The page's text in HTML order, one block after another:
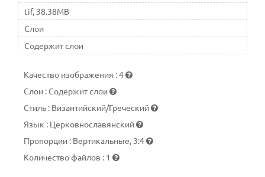
tif, 38.38MB
Слои
Содержит слои
Качество изображения :4
Слои :Содержит слои
Стиль : Византийский/Греческий
Язык : Церковнославянский
Пропорции : Вертикальные, 3:4
Количество файлов : 1